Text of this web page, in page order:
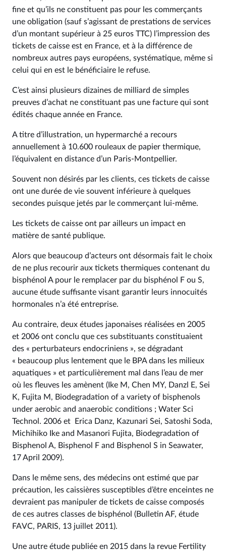
fine et qu’ils ne constituent pas pour les commerçants
une obligation (sauf s’agissant de prestations de services
d’un montant supérieur à 25 euros TTC) l’impression des
tickets de caisse est en France, et à la différence de
nombreux autres pays européens, systématique, même si
celui qui en est le bénéficiaire le refuse.
C’est ainsi plusieurs dizaines de milliard de simples
preuves d’achat ne constituant pas une facture qui sont
édités chaque année en France.
A titre d’illustration, un hypermarché a recours
annuellement à 10.600 rouleaux de papier thermique,
l’équivalent en distance d’un Paris-Montpellier.
Souvent non désirés par les clients, ces tickets de caisse
ont une durée de vie souvent inférieure à quelques
secondes puisque jetés par le commerçant lui-même.
Les tickets de caisse ont par ailleurs un impact en
matière de santé publique.
Alors que beaucoup d’acteurs ont désormais fait le choix
de ne plus recourir aux tickets thermiques contenant du
bisphénol A pour le remplacer par du bisphénol F ou S,
aucune étude suffisante visant garantir leurs innocuités
hormonales n’a été entreprise.
Au contraire, deux études japonaises réalisées en 2005
et 2006 ont conclu que ces substituants constituaient
des « perturbateurs endocriniens », se dégradant
« beaucoup plus lentement que le BPA dans les milieux
aquatiques » et particulièrement mal dans l’eau de mer
où les fleuves les amènent (Ike M, Chen MY, Danzl E, Sei
K, Fujita M, Biodegradation of a variety of bisphenols
under aerobic and anaerobic conditions ; Water Sci
Technol. 2006 et Erica Danz, Kazunari Sei, Satoshi Soda,
Michihiko Ike and Masanori Fujita, Biodegradation of
Bisphenol A, Bisphenol F and Bisphenol S in Seawater,
17 April 2009).
Dans le même sens, des médecins ont estimé que par
précaution, les caissières susceptibles d’être enceintes ne
devraient pas manipuler de tickets de caisse composés
de ces autres classes de bisphénol (Bulletin AF, étude
FAVC, PARIS, 13 juillet 2011).
Une autre étude publiée en 2015 dans la revue Fertility